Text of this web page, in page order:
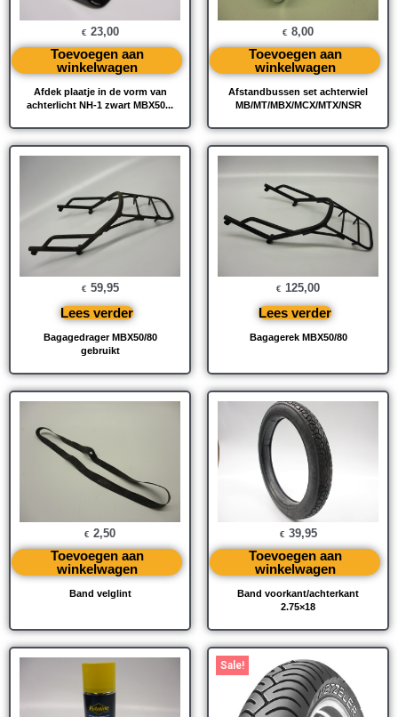
Afdek plaatje in de vorm van
achterlicht NH-1 zwart MBX50...
€ 23,00
Toevoegen aan
winkelwagen
Afstandbussen set achterwiel
MB/MT/MBX/MCX/MTX/NSR
€ 8,00
Toevoegen aan
winkelwagen
Bagagedrager MBX50/80
gebruikt
€ 59,95
Lees verder
Bagagerek MBX50/80
€ 125,00
Lees verder
Band velglint
€ 2,50
Toevoegen aan
winkelwagen
Band voorkant/achterkant
2.75×18
€ 39,95
Toevoegen aan
winkelwagen
Sale!
Oorspronkelijke
prijs
was:
€ 139,95.
Huidige
is:
€ 125,00.